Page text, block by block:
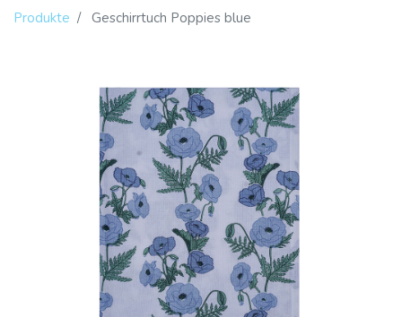
Produkte Geschirrtuch Poppies blue